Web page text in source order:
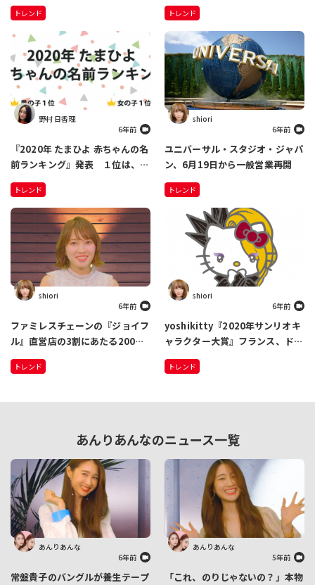
円で購入した人工歯をつけたら…
全世界の人に笑いを届ける結果に
トレンド
表現” で削除 さらには、ハッシ
ュタグを間違えて…
トレンド
野村 日香理
6年前
『2020年 たまひよ 赤ちゃんの名
前ランキング』発表 １位は、男
の子「蓮」3年連続 女の子「陽
葵」5年連続 急上昇した名前
は…
トレンド
shiori
6年前
ユニバーサル・スタジオ・ジャパ
ン、6月19日から一般営業再開
トレンド
shiori
6年前
ファミレスチェーンの『ジョイフ
ル』直営店の3割にあたる200店
舗を順次閉店 新型コロナによる
売上減少のため
トレンド
shiori
6年前
yoshikitty『2020年サンリオキ
ャラクター大賞』フランス、ドイ
ツ、ブラジルで1位獲得 「世界
各国でこれだけ健闘できてうれし
トレンド
あんりあんなのニュース一覧
あんりあんな
6年前
常盤貴子のバングルが養生テープ
あんりあんな
5年前
「これ、のりじゃないの？」本物